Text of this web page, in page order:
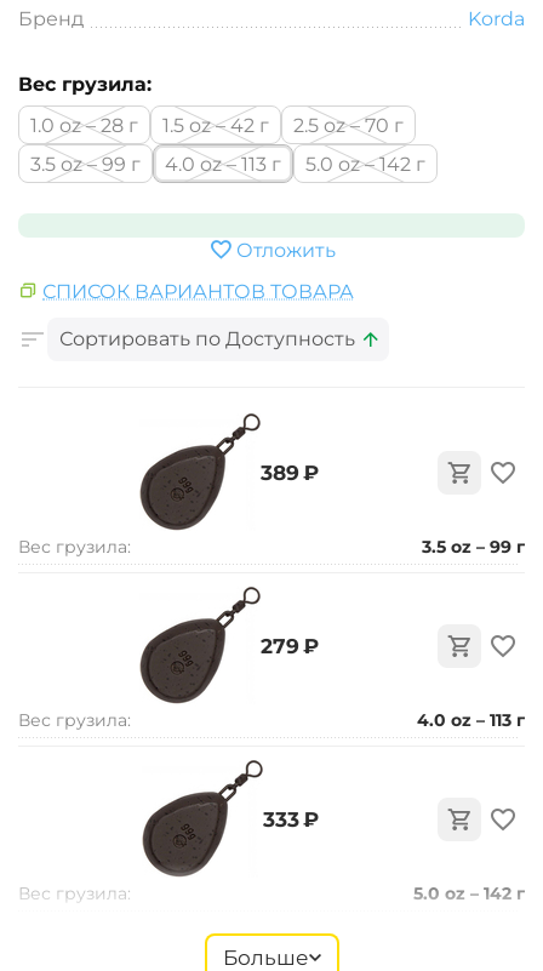
Бренд
Korda
Вес грузила:
1.0 oz – 28 г
1.5 oz – 42 г
2.5 oz – 70 г
3.5 oz – 99 г
4.0 oz – 113 г 5.0 oz – 142 г
Отложить
СПИСОК ВАРИАНТОВ ТОВАРА
Сортировать по Доступность
‍389‍ ₽
Вес грузила: 3.5 oz – 99 г
‍279‍ ₽
Вес грузила: 4.0 oz – 113 г
‍333‍ ₽
Вес грузила: 5.0 oz – 142 г
Больше